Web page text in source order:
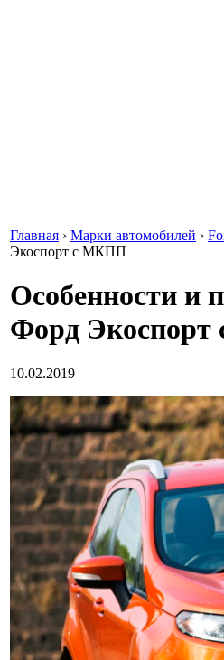
Главная › Марки автомобилей ›
Экоспорт с МКПП
Особенности и
Форд
10.02.2019